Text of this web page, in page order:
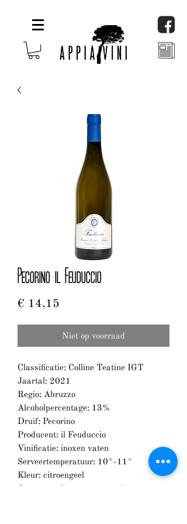
Pecorino il Feuduccio
€ 14,15
Niet op voorraad
Classificatie: Colline Teatine IGT
Jaartal: 2021
Regio: Abruzzo
Alcoholpercentage: 13%
Druif: Pecorino
Producent: il Feuduccio
Vinificatie: inoxen vaten
Serveertemperatuur: 10°-11°
Kleur: citroengeel
Geur: complex aroma van citrus,